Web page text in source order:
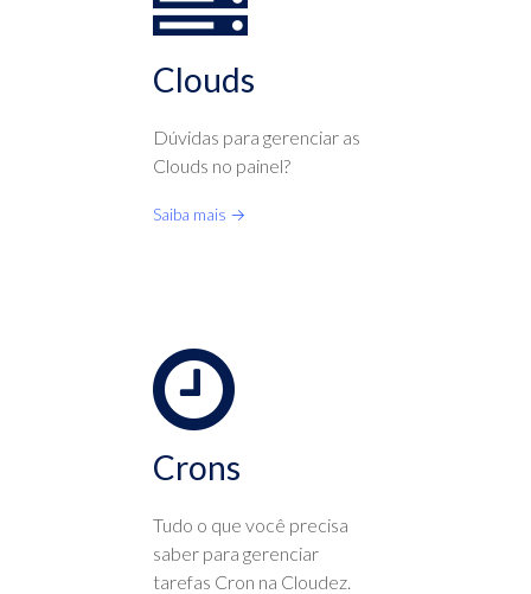
Clouds
Dúvidas para gerenciar as
Clouds no painel?
Saiba mais →
Crons
Tudo o que você precisa
saber para gerenciar
tarefas Cron na Cloudez.